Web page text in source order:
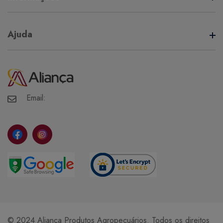
Termos de Uso
Ajuda
Minha Conta
Meus Pedidos
Meus Favoritos
Email:
© 2024 Aliança Produtos Agropecuários. Todos os direitos